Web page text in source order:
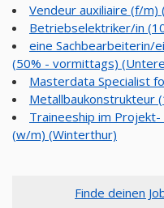
Vendeur auxiliaire (f/m)
Betriebselektriker/in
eine Sachbearbeiterin/
(50% - vormittags)
Masterdata Specialist
Metallbaukonstrukteur
Traineeship im
(w/m) (Winterthur)
Finde deinen